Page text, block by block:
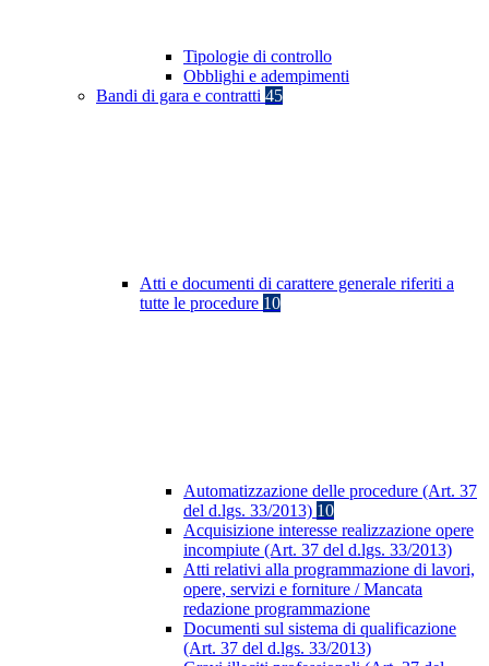
Tipologie di controllo
Obblighi e adempimenti
Bandi di gara e contratti 45
Atti e documenti di carattere generale riferiti a
tutte le procedure 10
Automatizzazione delle procedure (Art. 37
del d.lgs. 33/2013) 10
Acquisizione interesse realizzazione opere
incompiute (Art. 37 del d.lgs. 33/2013)
Atti relativi alla programmazione di lavori,
opere, servizi e forniture / Mancata
redazione programmazione
Documenti sul sistema di qualificazione
(Art. 37 del d.lgs. 33/2013)